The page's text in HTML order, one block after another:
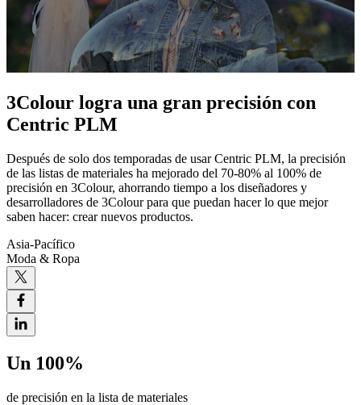
3Colour logra una gran precisión con
Centric PLM
Después de solo dos temporadas de usar Centric PLM, la precisión
de las listas de materiales ha mejorado del 70-80% al 100% de
precisión en 3Colour, ahorrando tiempo a los diseñadores y
desarrolladores de 3Colour para que puedan hacer lo que mejor
saben hacer: crear nuevos productos.
Asia-Pacífico
Moda & Ropa
Un 100%
de precisión en la lista de materiales